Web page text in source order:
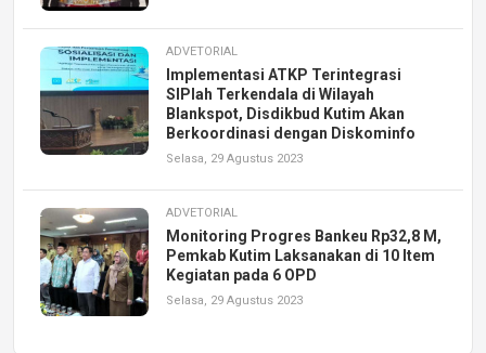
ADVETORIAL
Implementasi ATKP Terintegrasi
SIPlah Terkendala di Wilayah
Blankspot, Disdikbud Kutim Akan
Berkoordinasi dengan Diskominfo
Selasa, 29 Agustus 2023
ADVETORIAL
Monitoring Progres Bankeu Rp32,8 M,
Pemkab Kutim Laksanakan di 10 Item
Kegiatan pada 6 OPD
Selasa, 29 Agustus 2023